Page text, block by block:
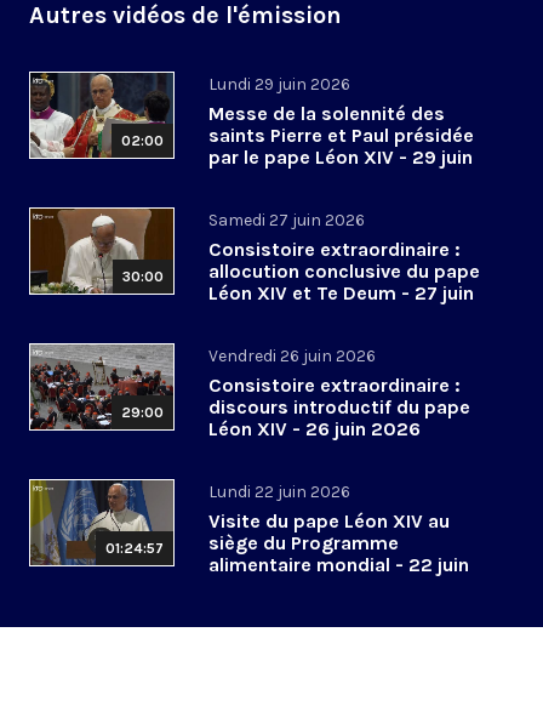
Autres vidéos de l'émission
02:00
Lundi 29 juin 2026
Messe de la solennité des
saints Pierre et Paul présidée
par le pape Léon XIV - 29 juin
30:00
Samedi 27 juin 2026
Consistoire extraordinaire :
allocution conclusive du pape
Léon XIV et Te Deum - 27 juin
29:00
Vendredi 26 juin 2026
Consistoire extraordinaire :
discours introductif du pape
Léon XIV - 26 juin 2026
01:24:57
Lundi 22 juin 2026
Visite du pape Léon XIV au
siège du Programme
alimentaire mondial - 22 juin